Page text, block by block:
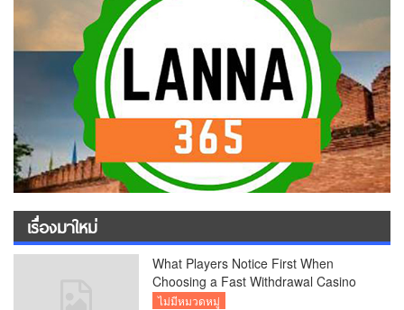
เรื่องมาใหม่
What Players Notice First When
Choosing a Fast Withdrawal Casino
UK
ไม่มีหมวดหมู่